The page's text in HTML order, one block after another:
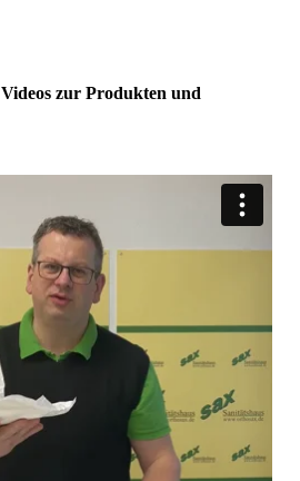
zur Produkten und